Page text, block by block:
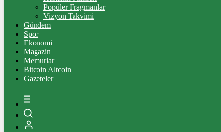
%-0.2
LİTECOİN
2193.01Ł%0.8
ETHEREUM
91265 Ξ%0
RİPPLE
49.5%0.5
TETHER
Popüler Fragmanlar
Vizyon Takvimi
Gündem
Spor
Ekonomi
Magazin
Memurlar
Bitcoin Altcoin
Gazeteler